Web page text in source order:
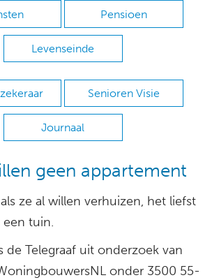
Pensioen
Levenseinde
Senioren Visie
Journaal
geen appartement
ze al willen verhuizen, het liefst
tuin.
de Telegraaf uit onderzoek van
onder 3500 55-